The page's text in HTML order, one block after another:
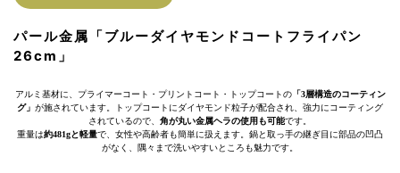
パール金属「ブルーダイヤモンドコートフライパン
26cm」
アルミ基材に、プライマーコート・プリントコート・トップコートの「3層構造のコーティン
グ」 が施されています。トップコートにダイヤモンド粒子が配合され、強力にコーティング
されているので、 角が丸い金属ヘラの使用も可能です。
重量は約481gと軽量で、女性や高齢者も簡単に扱えます。鍋と取っ手の継ぎ目に部品の凹凸
がなく、隅々まで洗いやすいところも魅力です。